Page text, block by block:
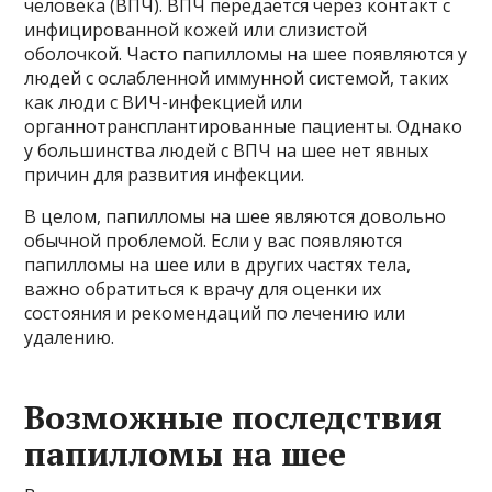
человека (ВПЧ). ВПЧ передается через контакт с
инфицированной кожей или слизистой
оболочкой. Часто папилломы на шее появляются у
людей с ослабленной иммунной системой, таких
как люди с ВИЧ-инфекцией или
органнотрансплантированные пациенты. Однако
у большинства людей с ВПЧ на шее нет явных
причин для развития инфекции.
В целом, папилломы на шее являются довольно
обычной проблемой. Если у вас появляются
папилломы на шее или в других частях тела,
важно обратиться к врачу для оценки их
состояния и рекомендаций по лечению или
удалению.
Возможные последствия
папилломы на шее